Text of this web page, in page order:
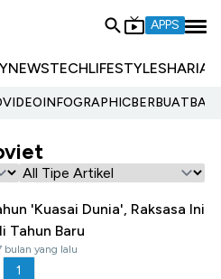
APPS
NEWSTECHLIFESTYLESHARIA
VIDEOINFOGRAPHIC
'Kuasai Dunia', Raksasa Ini
Tahun Baru
bulan yang lalu
1